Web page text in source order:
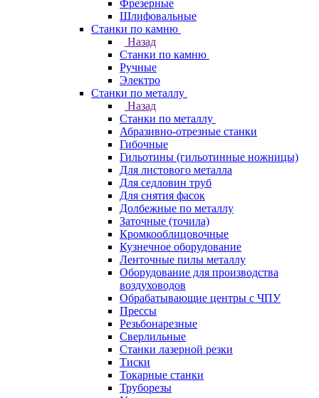
Фрезерные
Шлифовальные
Станки по камню
Назад
Станки по камню
Ручные
Электро
Станки по металлу
Назад
Станки по металлу
Абразивно-отрезные станки
Гибочные
Гильотины (гильотинные ножницы)
Для листового металла
Для седловин труб
Для снятия фасок
Долбежные по металлу
Заточные (точила)
Кромкооблицовочные
Кузнечное оборудование
Ленточные пилы металлу
Оборудование для производства
воздуховодов
Обрабатывающие центры с ЧПУ
Прессы
Резьбонарезные
Сверлильные
Станки лазерной резки
Тиски
Токарные станки
Труборезы